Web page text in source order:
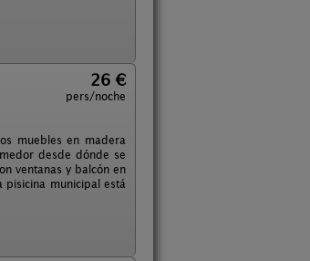
26 €
pers/noche
muebles en madera
desde dónde se
ventanas y balcón en
pisicina municipal está